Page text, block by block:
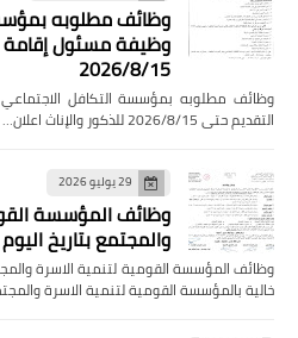
وظائف مطلوبه
وظيفة مسئول إقامة
2026/8/15
وظائف مطلوبه بمؤسسة التكافل
التقديم حتى 2026/8/15 للذكور والإناث اعلان…
29 يوليو 2026
وظائف المؤسسة
والمجتمع بتاريخ اليوم 2026/7/29
خالية بالمؤسسة القومية لتنمية الاسرة